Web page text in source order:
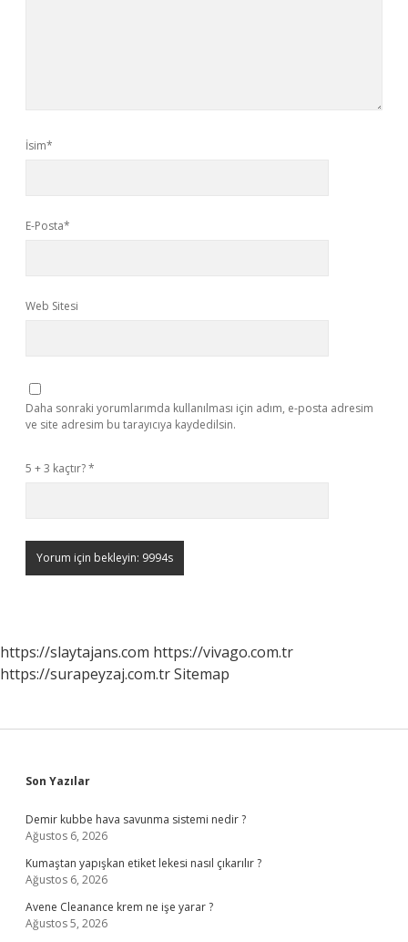
İsim*
E-Posta*
Web Sitesi
Daha sonraki yorumlarımda kullanılması için adım, e-posta adresim
ve site adresim bu tarayıcıya kaydedilsin.
5 + 3 kaçtır?*
https://slaytajans.com https://vivago.com.tr
https://surapeyzaj.com.trSitemap
Sidebar
Son Yazılar
Demir kubbe hava savunma sistemi nedir ?
Ağustos 6, 2026
Kumaştan yapışkan etiket lekesi nasıl çıkarılır ?
Ağustos 6, 2026
Avene Cleanance krem ne işe yarar ?
Ağustos 5, 2026